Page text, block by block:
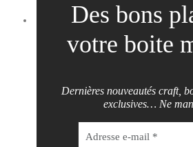
Des bons
votre boite
Dernières nouveautés craft,
exclusives… Ne